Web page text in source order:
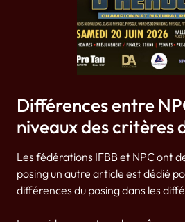
Différences entre
niveaux des critères
Les fédérations IFBB et NPC ont
posing un autre article est dédié
différences du posing dans les